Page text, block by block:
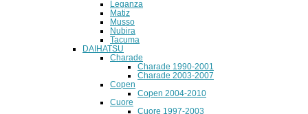
Leganza
Matiz
Musso
Nubira
Tacuma
DAIHATSU
Charade
Charade 1990-2001
Charade 2003-2007
Copen
Copen 2004-2010
Cuore
Cuore 1997-2003